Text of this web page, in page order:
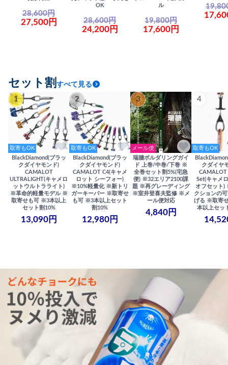
28,600円
27,500円
OK
28,600円
24,200円
ル
19,800円
17,600円
セット割 すべて見る
1
取寄もOK
BlackDiamond(ブラッ
クダイヤモンド)
CAMALOT
ULTRALIGHT(キャメロ
ットウルトラライト)
※革命的軽量モデル ※
取寄せも可 ※3本以上
セット割10%
13,090円
2
取寄もOK
BlackDiamond(ブラッ
クダイヤモンド)
CAMALOT C4(キャメ
ロット シーフォー)
※10%軽量化 ※新トリ
ガーキーパー ※取寄せ
も可 ※3本以上セット
割10%
12,980円
3
メール便
瑞牆ボルダリングガイ
ド 上巻/中巻/下巻 ※
全巻セット割5%(宅急
便) ※32エリア2100課
題 ※再グレーディング
※室井登喜夫監修 ※メ
ール便対応
4,840円
4
取寄もOK
クダイヤ
Set(キャメ
オフセット)
クションの
げる ※取寄
本以上セッ